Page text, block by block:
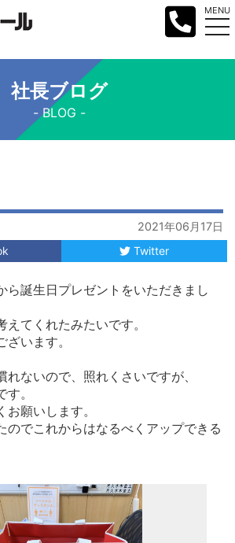
MENU
社長ブログ
BLOG
2021年06月17日
Twitter
ら誕生日プレゼントをいただきまし
てくれたみたいです。
います。
ないので、照れくさいですが、
。
願いします。
のでこれからはなるべくアップできる